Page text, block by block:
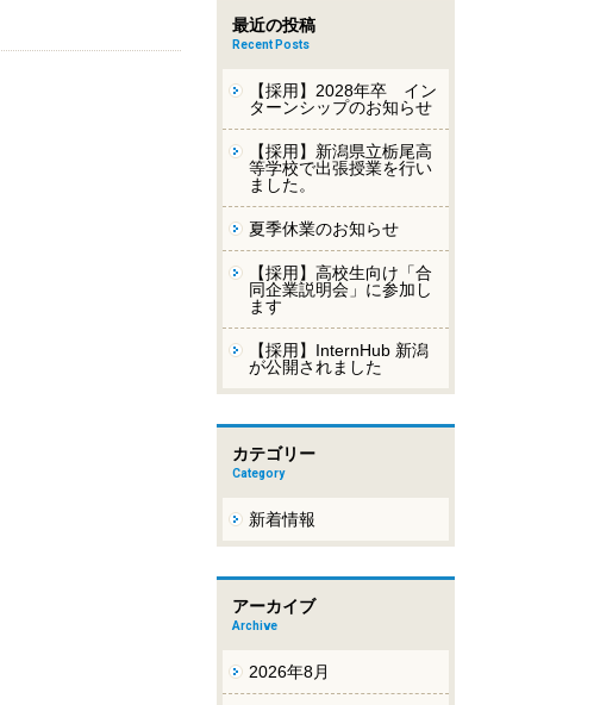
最近の投稿
Recent Posts
【採用】2028年卒 イン
ターンシップのお知らせ
【採用】新潟県立栃尾高
等学校で出張授業を行い
ました。
夏季休業のお知らせ
【採用】高校生向け「合
同企業説明会」に参加し
ます
【採用】InternHub 新潟
が公開されました
カテゴリー
Category
新着情報
アーカイブ
Archive
2026年8月